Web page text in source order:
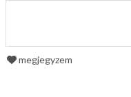
megjegyzem